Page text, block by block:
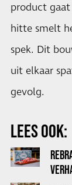
product
hitte smelt
spek. Dit
uit elkaar
gevolg.
LEES OOK: